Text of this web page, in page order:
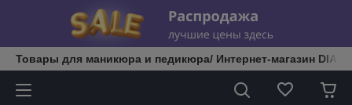
Товары для маникюра и педикюра/ Интернет-магазин